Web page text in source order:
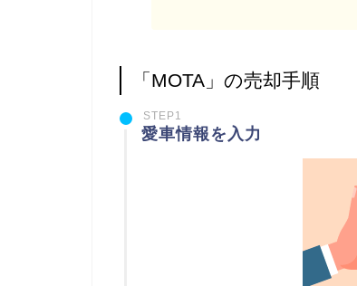
「MOTA」の売却手順
STEP1
愛車情報を入力